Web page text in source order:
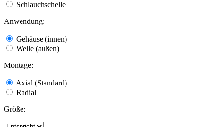
Schlauchschelle
Anwendung:
Gehäuse (innen)
Welle (außen)
Montage:
Axial (Standard)
Radial
Größe: